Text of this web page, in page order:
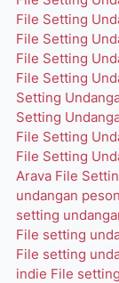
File Setting
File Setting
File Setting
File Setting
Setting
Setting
File Setting
File Setting
Arava File
undangan
setting
File setting
File setting
indie File